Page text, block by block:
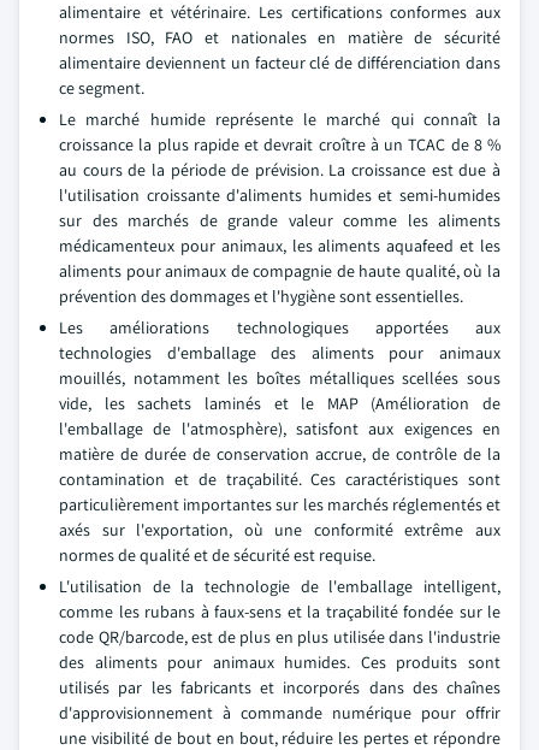
alimentaire et vétérinaire. Les certifications conformes aux
normes ISO, FAO et nationales en matière de sécurité
alimentaire deviennent un facteur clé de différenciation dans
ce segment.
Le marché humide représente le marché qui connaît la
croissance la plus rapide et devrait croître à un TCAC de 8 %
au cours de la période de prévision. La croissance est due à
l'utilisation croissante d'aliments humides et semi-humides
sur des marchés de grande valeur comme les aliments
médicamenteux pour animaux, les aliments aquafeed et les
aliments pour animaux de compagnie de haute qualité, où la
prévention des dommages et l'hygiène sont essentielles.
Les améliorations technologiques apportées aux
technologies d'emballage des aliments pour animaux
mouillés, notamment les boîtes métalliques scellées sous
vide, les sachets laminés et le MAP (Amélioration de
l'emballage de l'atmosphère), satisfont aux exigences en
matière de durée de conservation accrue, de contrôle de la
contamination et de traçabilité. Ces caractéristiques sont
particulièrement importantes sur les marchés réglementés et
axés sur l'exportation, où une conformité extrême aux
normes de qualité et de sécurité est requise.
L'utilisation de la technologie de l'emballage intelligent,
comme les rubans à faux-sens et la traçabilité fondée sur le
code QR/barcode, est de plus en plus utilisée dans l'industrie
des aliments pour animaux humides. Ces produits sont
utilisés par les fabricants et incorporés dans des chaînes
d'approvisionnement à commande numérique pour offrir
une visibilité de bout en bout, réduire les pertes et répondre